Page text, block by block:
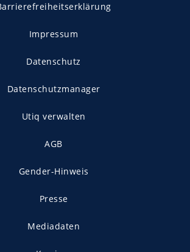
Impressum
Datenschutz
Datenschutzmanager
Utiq verwalten
AGB
Gender-Hinweis
Presse
Mediadaten